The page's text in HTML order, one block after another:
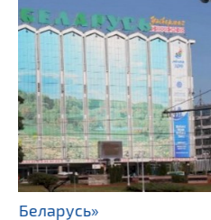
Памятники природы
Производства
Военная история
Мастер-классы
Квесты
Новости
Спортинг-клубы и тиры
Памятники
Торговый центр